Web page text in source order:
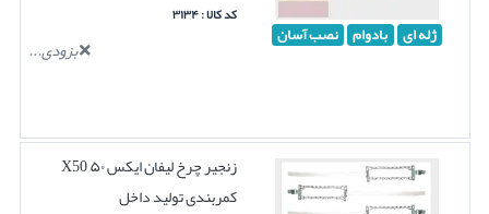
ژله ای بادوام نصب آسان
کد کالا : ۳۱۳۴
بزودی...
زنجیر چرخ لیفان ایکس ۵۰ X50
کمربندی تولید داخل